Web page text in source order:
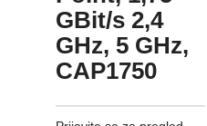
GBit/s 2,4
GHz, 5 GHz,
CAP1750